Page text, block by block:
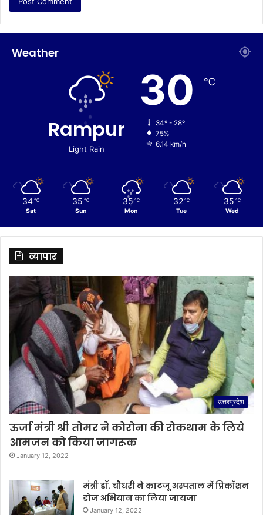
Weather
Rampur
Light Rain
30 ℃
34º - 28º
75%
6.14 km/h
34 ℃
Sat
35 ℃
Sun
35 ℃
Mon
32 ℃
Tue
35 ℃
Wed
व्यापार
उत्तरप्रदेश
ऊर्जा मंत्री श्री तोमर ने कोरोना की रोकथाम के लिये
आमजन को किया जागरूक
January 12, 2022
मंत्री डॉ. चौधरी ने काटजू अस्पताल में प्रिकॉशन
डोज अभियान का लिया जायजा
January 12, 2022